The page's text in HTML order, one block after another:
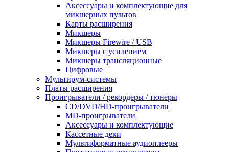
Аксессуары и комплектующие для
микшерных пультов
Карты расширения
Микшеры
Микшеры Firewire / USB
Микшеры с усилением
Микшеры трансляционные
Цифровые
Мультирум-системы
Платы расширения
Проигрыватели / рекордеры / тюнеры
CD/DVD/HD-проигрыватели
MD-проигрыватели
Аксессуары и комплектующие
Кассетные деки
Мультиформатные аудиоплееры